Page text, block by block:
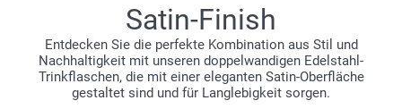
Satin-Finish
Entdecken Sie die perfekte Kombination aus Stil und
Nachhaltigkeit mit unseren doppelwandigen Edelstahl-
Trinkflaschen, die mit einer eleganten Satin-Oberfläche
gestaltet sind und für Langlebigkeit sorgen.